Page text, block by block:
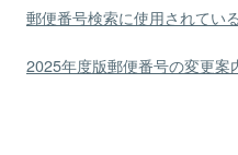
郵便番号検索に使用されてい
2025年度版郵便番号の変更案